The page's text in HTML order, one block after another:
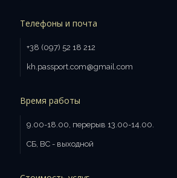
Телефоны и почта
+38 (097) 52 18 212
kh.passport.com@gmail.com
Время работы
9.00-18.00, перерыв 13.00-14.00.
СБ, ВС - выходной